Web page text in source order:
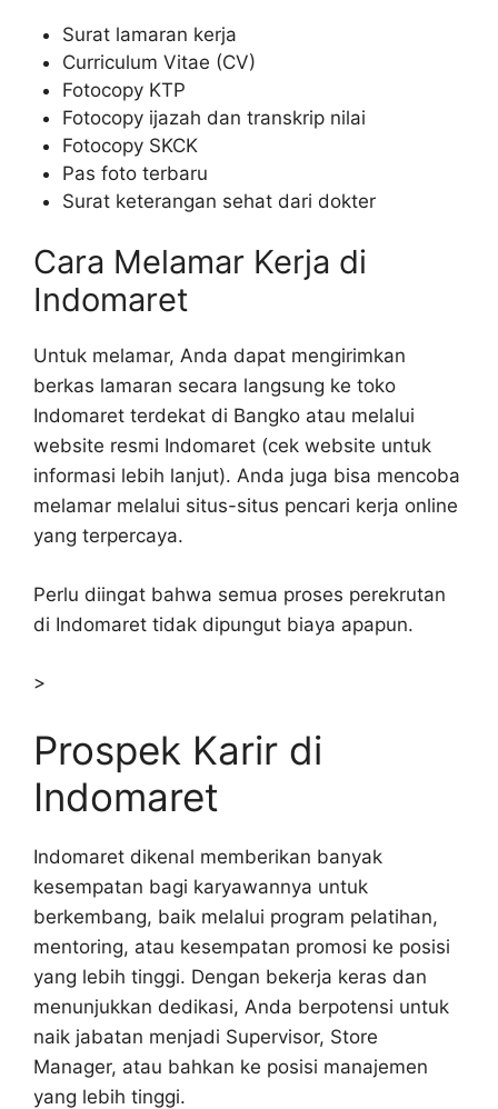
Surat lamaran kerja
Curriculum Vitae (CV)
Fotocopy KTP
Fotocopy ijazah dan transkrip nilai
Fotocopy SKCK
Pas foto terbaru
Surat keterangan sehat dari dokter
Cara Melamar Kerja di
Indomaret
Untuk melamar, Anda dapat mengirimkan
berkas lamaran secara langsung ke toko
Indomaret terdekat di Bangko atau melalui
website resmi Indomaret (cek website untuk
informasi lebih lanjut). Anda juga bisa mencoba
melamar melalui situs-situs pencari kerja online
yang terpercaya.
Perlu diingat bahwa semua proses perekrutan
di Indomaret tidak dipungut biaya apapun.
>
Prospek Karir di
Indomaret
Indomaret dikenal memberikan banyak
kesempatan bagi karyawannya untuk
berkembang, baik melalui program pelatihan,
mentoring, atau kesempatan promosi ke posisi
yang lebih tinggi. Dengan bekerja keras dan
menunjukkan dedikasi, Anda berpotensi untuk
naik jabatan menjadi Supervisor, Store
Manager, atau bahkan ke posisi manajemen
yang lebih tinggi.